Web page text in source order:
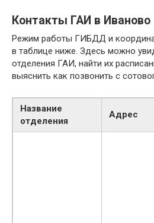
Контакты ГАИ в Иваново
Режим работы ГИБДД и
в таблице ниже. Здесь можно
отделения ГАИ, найти их
выяснить как позвонить с
Название
отделения
Адрес